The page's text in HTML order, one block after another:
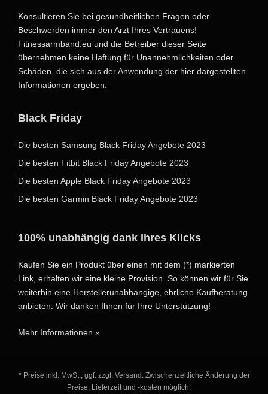
Konsultieren Sie bei gesundheitlichen Fragen oder
Beschwerden immer den Arzt Ihres Vertrauens!
Fitnessarmband.eu und die Betreiber dieser Seite
übernehmen keine Haftung für Unannehmlichkeiten oder
Schäden, die sich aus der Anwendung der hier dargestellten
Informationen ergeben.
Black Friday
Die besten Samsung Black Friday Angebote 2023
Die besten Fitbit Black Friday Angebote 2023
Die besten Apple Black Friday Angebote 2023
Die besten Garmin Black Friday Angebote 2023
100% unabhängig dank Ihres Klicks
Kaufen Sie ein Produkt über einen mit dem (*) markierten
Link, erhalten wir eine kleine Provision. So können wir für Sie
weiterhin eine Herstellerunabhängige, ehrliche Kaufberatung
anbieten. Wir danken Ihnen für Ihre Unterstützung!
Mehr Informationen »
* Preise inkl. MwSt., ggf. zzgl. Versand. Zwischenzeitliche Änderung der
Preise, Lieferzeit und -kosten möglich.